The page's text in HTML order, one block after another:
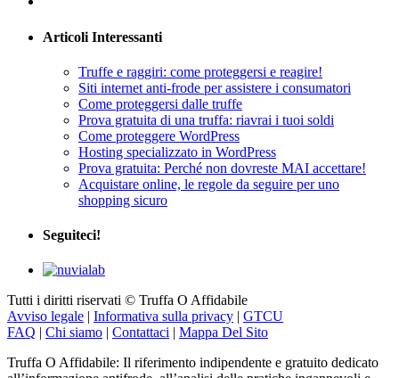
Articoli Interessanti
Truffe e raggiri: come proteggersi e reagire!
Siti internet anti-frode per assistere i consumatori
Come proteggersi dalle truffe
Prova gratuita di una truffa: riavrai i tuoi soldi
Come proteggere WordPress
Hosting specializzato in WordPress
Prova gratuita: Perché non dovreste MAI accettare!
Acquistare online, le regole da seguire per uno
shopping sicuro
Seguiteci!
Tutti i diritti riservati © Truffa O Affidabile
Avviso legale | Informativa sulla privacy | GTCU
FAQ | Chi siamo | Contattaci | Mappa Del Sito
Truffa O Affidabile: Il riferimento indipendente e gratuito dedicato